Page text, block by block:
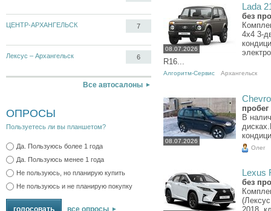
ЦЕНТР-АРХАНГЕЛЬСК 7
Лексус – Архангельск 6
Все автосалоны
ОПРОСЫ
Пользуетесь ли вы планшетом?
Да. Пользуюсь более 1 года
Да. Пользуюсь менее 1 года
Не пользуюсь, но планирую купить
Не пользуюсь и не планирую покупку
все опросы
08.07.2026
Lada
без
4x4 3-
R16...
Алгоритм-Сервис Архангельск
08.07.2026
В
Олег
Lexus
без